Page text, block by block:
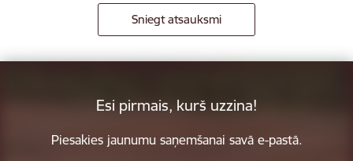
Sniegt atsauksmi
Esi pirmais, kurš uzzina!
Piesakies jaunumu saņemšanai savā e-pastā.